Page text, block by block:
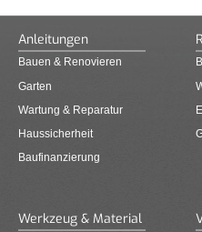
Anleitungen
Bauen & Renovieren
Garten
Wartung & Reparatur
Haussicherheit
Baufinanzierung
Werkzeug & Material